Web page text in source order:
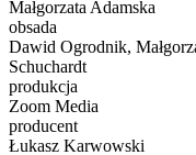
Małgorzata Adamska
obsada
Dawid Ogrodnik,
Schuchardt
produkcja
Zoom Media
producent
Łukasz Karwowski